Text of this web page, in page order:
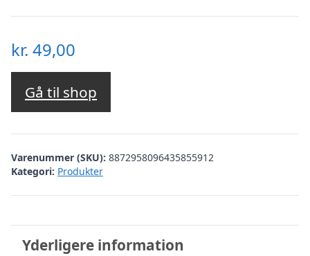
kr. 49,00
Gå til shop
Varenummer (SKU): 8872958096435855912
Kategori: Produkter
Yderligere information